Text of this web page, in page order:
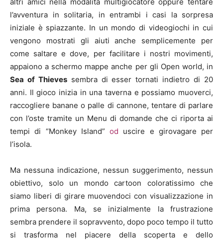
l’avventura in solitaria, in entrambi i casi la sorpresa
iniziale è spiazzante. In un mondo di videogiochi in cui
vengono mostrati gli aiuti anche semplicemente per
come saltare e dove, per facilitare i nostri movimenti,
appaiono a schermo mappe anche per gli Open world, in
Sea of Thievessembra di esser tornati indietro di 20
anni. Il gioco inizia in una taverna e possiamo muoverci,
raccogliere banane o palle di cannone, tentare di parlare
con l’oste tramite un Menu di domande che ci riporta ai
tempi di “Monkey Island” od uscire e girovagare per
l’isola.
Ma nessuna indicazione, nessun suggerimento, nessun
obiettivo, solo un mondo cartoon coloratissimo che
siamo liberi di girare muovendoci con visualizzazione in
prima persona. Ma, se inizialmente la frustrazione
sembra prendere il sopravvento, dopo poco tempo il tutto
si trasforma nel piacere della scoperta e dello